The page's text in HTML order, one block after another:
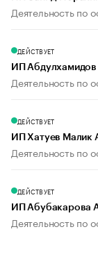
Деятельность по
ДЕЙСТВУЕТ
ИП
Деятельность по
ДЕЙСТВУЕТ
ИП Хатуев Малик
Деятельность по
ДЕЙСТВУЕТ
ИП Абубакарова
Деятельность по